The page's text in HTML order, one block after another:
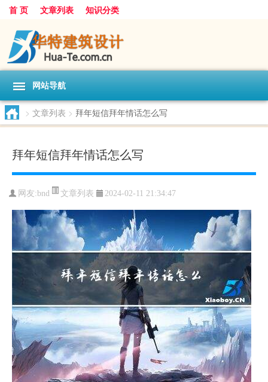
首 页 文章列表 知识分类
网站导航
> 文章列表 > 拜年短信拜年情话怎么写
拜年短信拜年情话怎么写
网友:bnd 文章列表 2024-02-11 21:34:47